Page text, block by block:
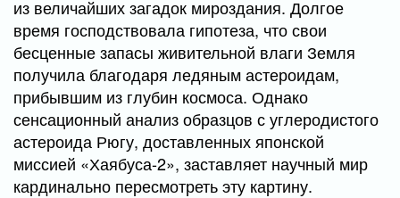
из величайших загадок мироздания. Долгое
время господствовала гипотеза, что свои
бесценные запасы живительной влаги Земля
получила благодаря ледяным астероидам,
прибывшим из глубин космоса. Однако
сенсационный анализ образцов с углеродистого
астероида Рюгу, доставленных японской
миссией «Хаябуса-2», заставляет научный мир
кардинально пересмотреть эту картину.